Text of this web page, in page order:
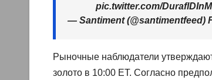
pic.twitter.com/DuraflDInM
— Santiment (@santimentfeed)
Рыночные наблюдатели
золото в 10:00 ET. Согласно